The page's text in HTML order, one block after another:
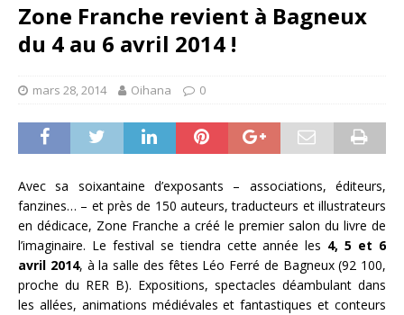
Zone Franche revient à Bagneux
du 4 au 6 avril 2014 !
mars 28, 2014 Oihana 0
Avec sa soixantaine d’exposants – associations, éditeurs,
fanzines… – et près de 150 auteurs, traducteurs et illustrateurs
en dédicace, Zone Franche a créé le premier salon du livre de
l’imaginaire. Le festival se tiendra cette année les 4, 5 et 6
avril 2014, à la salle des fêtes Léo Ferré de Bagneux (92 100,
proche du RER B). Expositions, spectacles déambulant dans
les allées, animations médiévales et fantastiques et conteurs